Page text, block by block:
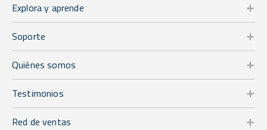
Explora y aprende
Soporte
Quiénes somos
Testimonios
Red de ventas